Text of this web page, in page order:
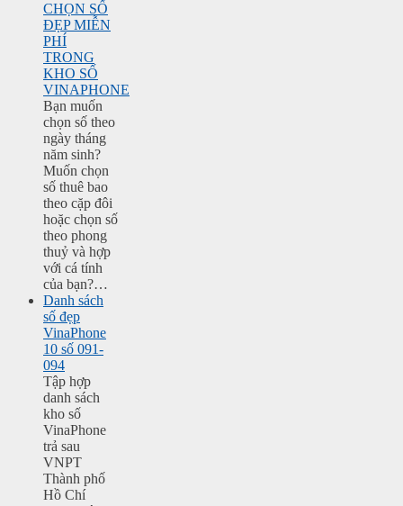
CHỌN SỐ
ĐẸP MIỄN
PHÍ
TRONG
KHO SỐ
VINAPHONE
Bạn muốn
chọn số theo
ngày tháng
năm sinh?
Muốn chọn
số thuê bao
theo cặp đôi
hoặc chọn số
theo phong
thuỷ và hợp
với cá tính
của bạn?…
Danh sách
số đẹp
VinaPhone
10 số 091-
094
Tập hợp
danh sách
kho số
VinaPhone
trả sau
VNPT
Thành phố
Hồ Chí